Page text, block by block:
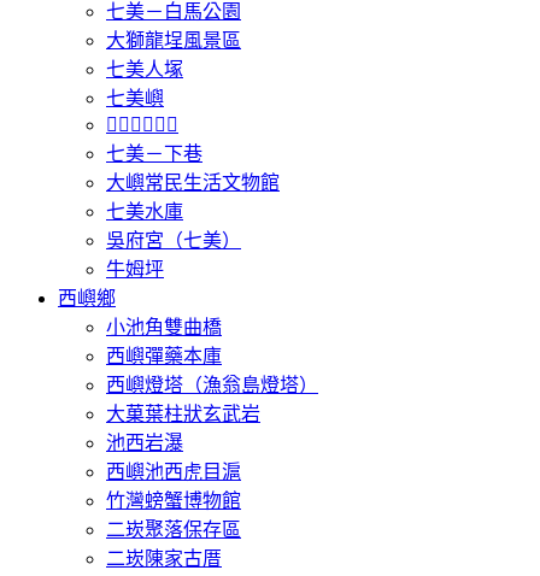
七美－白馬公園
大獅龍埕風景區
七美人塚
七美嶼
𩵺鯉灣遊憩區
七美－下巷
大嶼常民生活文物館
七美水庫
吳府宮（七美）
牛姆坪
西嶼鄉
小池角雙曲橋
西嶼彈藥本庫
西嶼燈塔（漁翁島燈塔）
大菓葉柱狀玄武岩
池西岩瀑
西嶼池西虎目滬
竹灣螃蟹博物館
二崁聚落保存區
二崁陳家古厝